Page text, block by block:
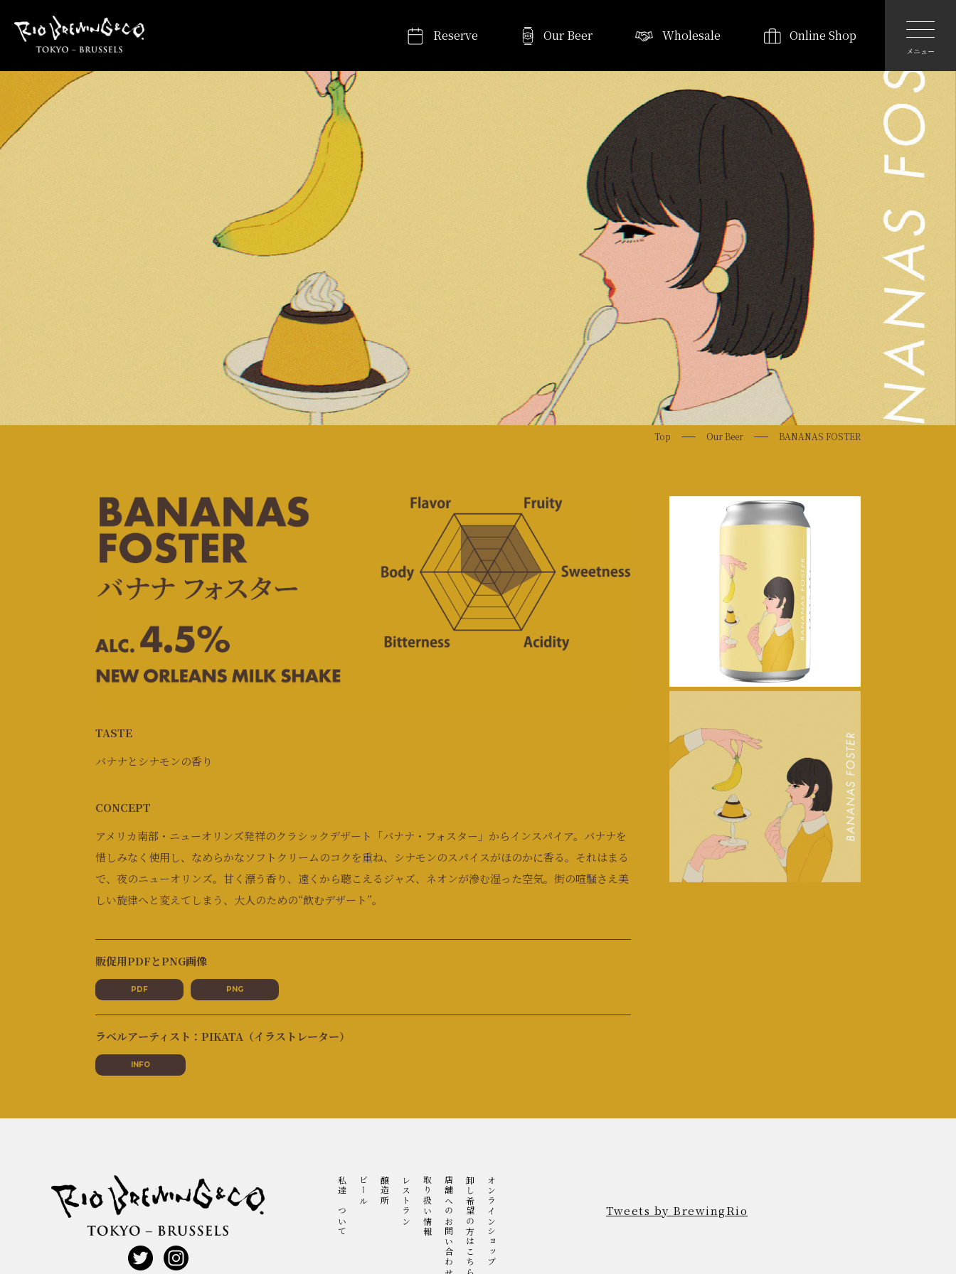
Reserve Our Beer Wholesale Online Shop
メニュー
Top Our Beer BANANAS FOSTER
TASTE
バナナとシナモンの香り
CONCEPT
アメリカ南部・ニューオリンズ発祥のクラシックデザート「バナナ・フォスター」からインスパイア。バナナを
惜しみなく使用し、なめらかなソフトクリームのコクを重ね、シナモンのスパイスがほのかに香る。それはまる
で、夜のニューオリンズ。甘く漂う香り、遠くから聴こえるジャズ、ネオンが滲む湿った空気。街の喧騒さえ美
しい旋律へと変えてしまう、大人のための“飲むデザート”。
販促用PDFとPNG画像
PDF PNG
ラベルアーティスト：PIKATA（イラストレーター）
INFO
私達について ビール 醸造所 レストラン 取り扱い情報 店舗へのお問い合わせ卸し希望の方はこちらオンラインショップ Tweets by BrewingRio